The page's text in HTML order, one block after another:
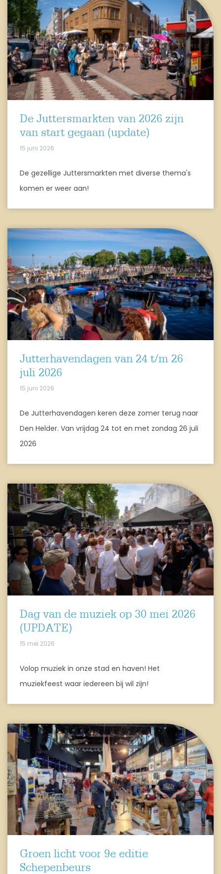
De Juttersmarkten van 2026 zijn
van start gegaan (update)
15 juni 2026
De gezellige Juttersmarkten met diverse thema's
komen er weer aan!
Jutterhavendagen van 24 t/m 26
juli 2026
15 juni 2026
De Jutterhavendagen keren deze zomer terug naar
Den Helder. Van vrijdag 24 tot en met zondag 26 juli
2026
Dag van de muziek op 30 mei 2026
(UPDATE)
15 mei 2026
Volop muziek in onze stad en haven! Het
muziekfeest waar iedereen bij wil zijn!
Groen licht voor 9e editie
Schepenbeurs